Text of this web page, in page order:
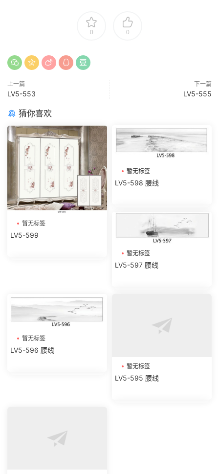
0 0
上一篇
LV5-553
下一篇
LV5-555
猜你喜欢
暂无标签
LV5-599
暂无标签
LV5-598 腰线
暂无标签
LV5-597 腰线
暂无标签
LV5-596 腰线